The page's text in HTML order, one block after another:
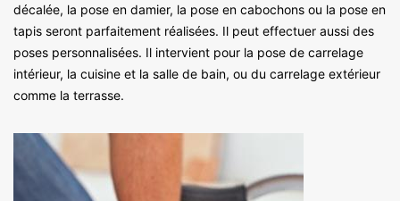
décalée, la pose en damier, la pose en cabochons ou la pose en
tapis seront parfaitement réalisées. Il peut effectuer aussi des
poses personnalisées. Il intervient pour la pose de carrelage
intérieur, la cuisine et la salle de bain, ou du carrelage extérieur
comme la terrasse.